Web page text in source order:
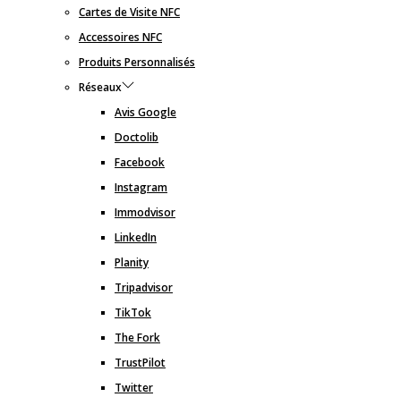
Cartes de Visite NFC
Accessoires NFC
Produits Personnalisés
Réseaux
Avis Google
Doctolib
Facebook
Instagram
Immodvisor
LinkedIn
Planity
Tripadvisor
TikTok
The Fork
TrustPilot
Twitter